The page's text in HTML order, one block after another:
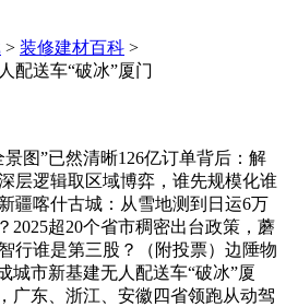
> 装修建材百科 >
配送车“破冰”厦门
”已然清晰126亿订单背后：解
层逻辑取区域博弈，谁先规模化谁
疆喀什古城：从雪地测到日运6万
2025超20个省市稠密出台政策，蘑
行谁是第三股？（附投票）边陲物
城市新基建无人配送车“破冰”厦
广东、浙江、安徽四省领跑从动驾